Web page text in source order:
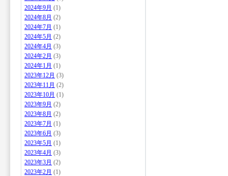
2024年9月 (1)
2024年8月 (2)
2024年7月 (1)
2024年5月 (2)
2024年4月 (3)
2024年2月 (3)
2024年1月 (1)
2023年12月 (3)
2023年11月 (2)
2023年10月 (1)
2023年9月 (2)
2023年8月 (2)
2023年7月 (1)
2023年6月 (3)
2023年5月 (1)
2023年4月 (3)
2023年3月 (2)
2023年2月 (1)